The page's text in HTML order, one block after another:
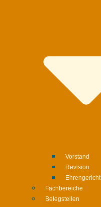
Vorstand
Revision
Ehrengericht
Fachbereiche
Belegstellen